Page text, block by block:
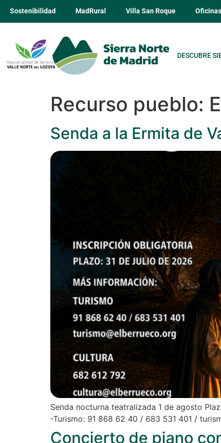
Sostenibilidad MadRural Villa San Roque
DESCUBRE
Recurso pueblo:
Senda a la Ermita de
Senda nocturna teatralizada 1 de agosto
-Turismo: 91 868 62 40 / 683 531 401 /
Concierto de piano